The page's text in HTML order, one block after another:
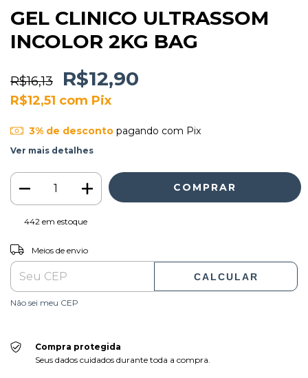
GEL CLINICO ULTRASSOM
INCOLOR 2KG BAG
R$16,13 R$12,90
R$12,51 com Pix
3% de descontopagando com Pix
Ver mais detalhes
442 em estoque
Entregas para o CEP:
Meios de envio
CALCULAR
Não sei meu CEP
Compra protegida
Seus dados cuidados durante toda a compra.